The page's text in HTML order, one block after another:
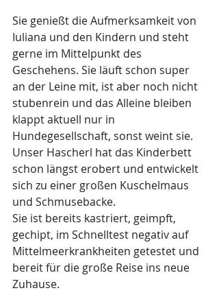
Sie genießt die Aufmerksamkeit von
Iuliana und den Kindern und steht
gerne im Mittelpunkt des
Geschehens. Sie läuft schon super
an der Leine mit, ist aber noch nicht
stubenrein und das Alleine bleiben
klappt aktuell nur in
Hundegesellschaft, sonst weint sie.
Unser Hascherl hat das Kinderbett
schon längst erobert und entwickelt
sich zu einer großen Kuschelmaus
und Schmusebacke.
Sie ist bereits kastriert, geimpft,
gechipt, im Schnelltest negativ auf
Mittelmeerkrankheiten getestet und
bereit für die große Reise ins neue
Zuhause.